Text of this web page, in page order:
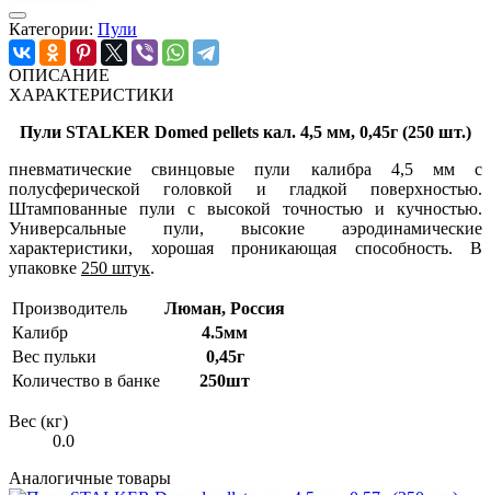
Категории: Пули
ОПИСАНИЕ
ХАРАКТЕРИСТИКИ
Пули STALKER Domed pellets кал. 4,5 мм, 0,45г (250 шт.)
пневматические свинцовые пули калибра 4,5 мм с
полусферической головкой и гладкой поверхностью.
Штампованные пули с высокой точностью и кучностью.
Универсальные пули, высокие аэродинамические
характеристики, хорошая проникающая способность. В
упаковке 250 штук.
Производитель
Люман, Россия
Калибр
4.5мм
Вес пульки
0,45г
Количество в банке
250шт
Вес (кг)
0.0
Аналогичные товары